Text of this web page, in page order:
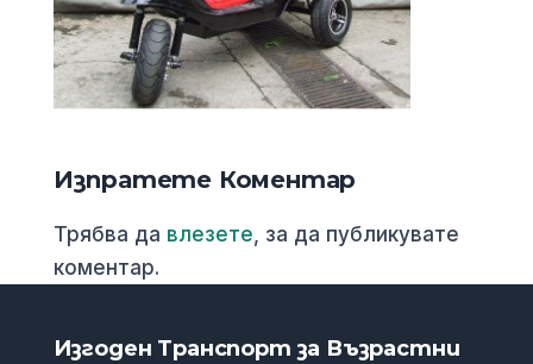
Изпратете Коментар
Трябва да влезете, за да публикувате
коментар.
Изгоден Транспорт за Възрастни